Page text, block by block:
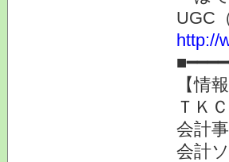
UGC
http://
【情
ＴＫ
会計
会計